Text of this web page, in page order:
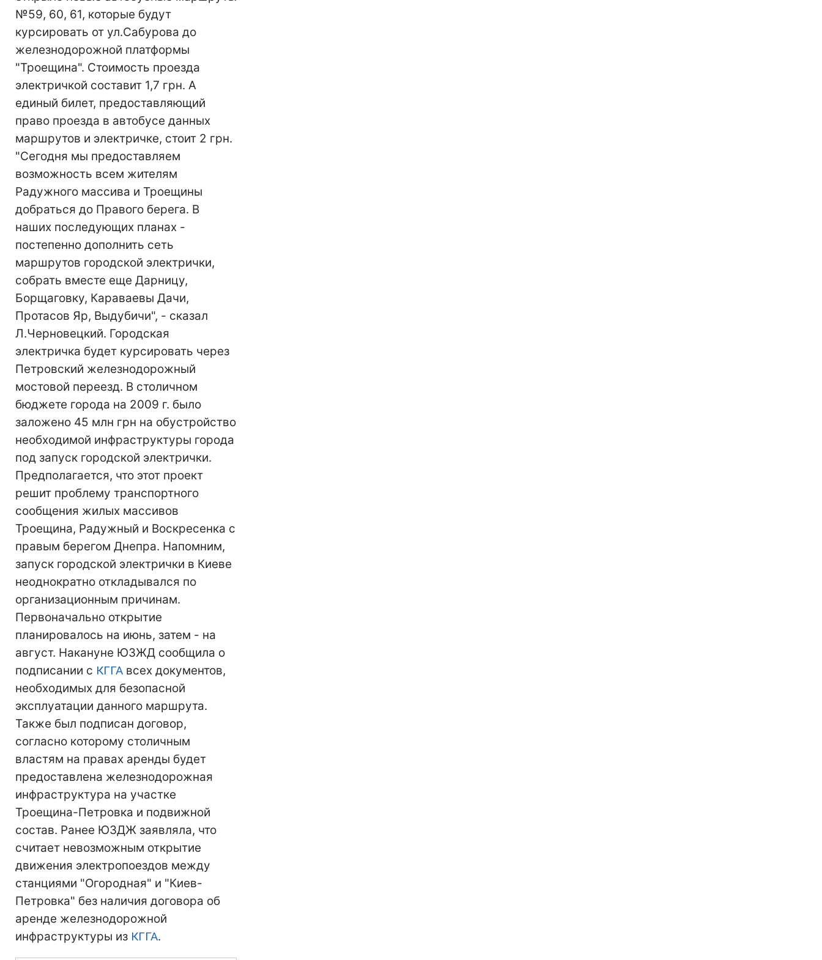
№59, 60, 61, которые будут
курсировать от ул.Сабурова до
железнодорожной платформы
"Троещина". Стоимость проезда
электричкой составит 1,7 грн. А
единый билет, предоставляющий
право проезда в автобусе данных
маршрутов и электричке, стоит 2 грн.
"Сегодня мы предоставляем
возможность всем жителям
Радужного массива и Троещины
добраться до Правого берега. В
наших последующих планах -
постепенно дополнить сеть
маршрутов городской электрички,
собрать вместе еще Дарницу,
Борщаговку, Караваевы Дачи,
Протасов Яр, Выдубичи", - сказал
Л.Черновецкий. Городская
электричка будет курсировать через
Петровский железнодорожный
мостовой переезд. В столичном
бюджете города на 2009 г. было
заложено 45 млн грн на обустройство
необходимой инфраструктуры города
под запуск городской электрички.
Предполагается, что этот проект
решит проблему транспортного
сообщения жилых массивов
Троещина, Радужный и Воскресенка с
правым берегом Днепра. Напомним,
запуск городской электрички в Киеве
неоднократно откладывался по
организационным причинам.
Первоначально открытие
планировалось на июнь, затем - на
август. Накануне ЮЗЖД сообщила о
подписании с КГГА всех документов,
необходимых для безопасной
эксплуатации данного маршрута.
Также был подписан договор,
согласно которому столичным
властям на правах аренды будет
предоставлена железнодорожная
инфраструктура на участке
Троещина-Петровка и подвижной
состав. Ранее ЮЗДЖ заявляла, что
считает невозможным открытие
движения электропоездов между
станциями "Огородная" и "Киев-
Петровка" без наличия договора об
аренде железнодорожной
инфраструктуры из КГГА.